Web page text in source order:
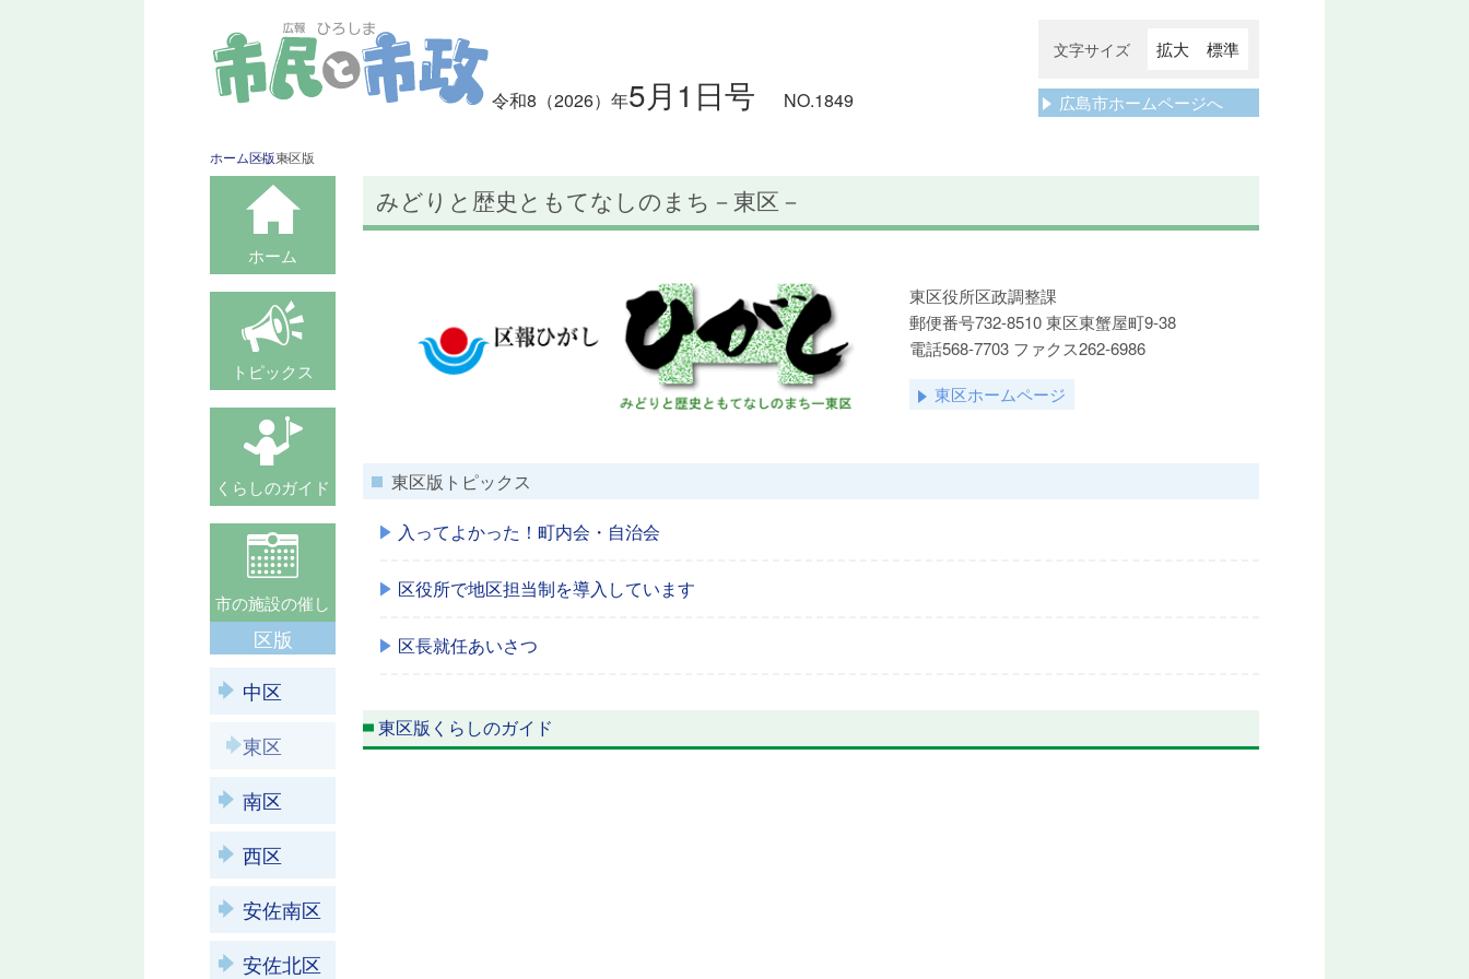
令和8 （2026） 年5月1日号 NO.1849
文字サイズ 拡大 標準
広島市ホームページへ
ホーム区版東区版
みどりと歴史ともてなしのまち－東区－
東区役所区政調整課
郵便番号732-8510 東区東蟹屋町9-38
電話568-7703 ファクス262-6986
東区ホームページ
東区版トピックス
入ってよかった！町内会・自治会
区役所で地区担当制を導入しています
区長就任あいさつ
東区版くらしのガイド
ホーム
トピックス
くらしのガイド
市の施設の催し
区版
中区
東区
南区
西区
安佐南区
安佐北区